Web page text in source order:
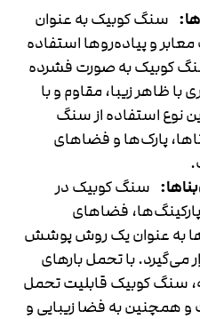
سنگ کوبیک به عنوان
و پیاده‌روها استفاده
کوبیک به صورت فشرده
ظاهر زیبا، مقاوم و با
نوع استفاده از سنگ
پارک‌ها و فضاهای
سنگ کوبیک در
فضاهای
به عنوان یک روش پوشش
می‌گیرد. با تحمل بارهای
سنگ کوبیک قابلیت تحمل
و همچنین به فضا زیبایی و